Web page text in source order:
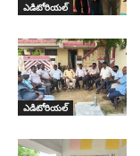
ఎడిటోరియల్
ఎడిటోరియల్